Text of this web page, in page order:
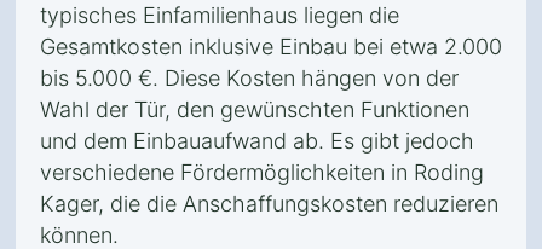
typisches Einfamilienhaus liegen die
Gesamtkosten inklusive Einbau bei etwa 2.000
bis 5.000 €. Diese Kosten hängen von der
Wahl der Tür, den gewünschten Funktionen
und dem Einbauaufwand ab. Es gibt jedoch
verschiedene Fördermöglichkeiten in Roding
Kager, die die Anschaffungskosten reduzieren
können.